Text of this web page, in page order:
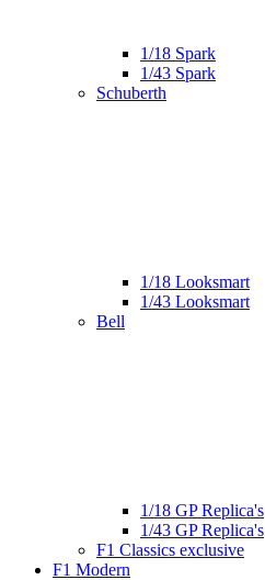
1/18 Spark
1/43 Spark
Schuberth
1/18 Looksmart
1/43 Looksmart
Bell
1/18 GP Replica's
1/43 GP Replica's
F1 Classics exclusive
F1 Modern